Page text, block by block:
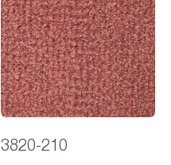
3820-210